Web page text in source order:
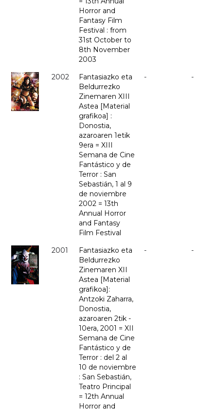
Horror and
Fantasy Film
Festival : from
31st October to
8th November
2003
2002
Fantasiazko eta
Beldurrezko
Zinemaren XIII
Astea [Material
grafikoa] :
Donostia,
azaroaren 1etik
9era = XIII
Semana de Cine
Fantástico y de
Terror : San
Sebastián, 1 al 9
de noviembre
2002 = 13th
Annual Horror
and Fantasy
Film Festival
- -
2001
Fantasiazko eta
Beldurrezko
Zinemaren XII
Astea [Material
grafikoa]:
Antzoki Zaharra,
Donostia,
azaroaren 2tik -
10era, 2001 = XII
Semana de Cine
Fantástico y de
Terror : del 2 al
10 de noviembre
: San Sebastián,
Teatro Principal
= 12th Annual
Horror and
- -